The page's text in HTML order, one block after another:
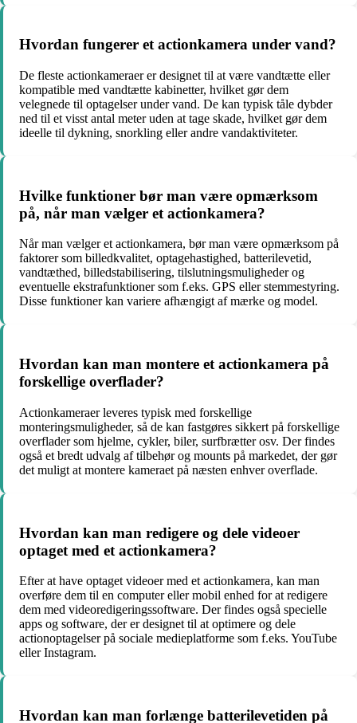
Hvordan fungerer et actionkamera under vand?
De fleste actionkameraer er designet til at være vandtætte eller
kompatible med vandtætte kabinetter, hvilket gør dem
velegnede til optagelser under vand. De kan typisk tåle dybder
ned til et visst antal meter uden at tage skade, hvilket gør dem
ideelle til dykning, snorkling eller andre vandaktiviteter.
Hvilke funktioner bør man være opmærksom
på, når man vælger et actionkamera?
Når man vælger et actionkamera, bør man være opmærksom på
faktorer som billedkvalitet, optagehastighed, batterilevetid,
vandtæthed, billedstabilisering, tilslutningsmuligheder og
eventuelle ekstrafunktioner som f.eks. GPS eller stemmestyring.
Disse funktioner kan variere afhængigt af mærke og model.
Hvordan kan man montere et actionkamera på
forskellige overflader?
Actionkameraer leveres typisk med forskellige
monteringsmuligheder, så de kan fastgøres sikkert på forskellige
overflader som hjelme, cykler, biler, surfbrætter osv. Der findes
også et bredt udvalg af tilbehør og mounts på markedet, der gør
det muligt at montere kameraet på næsten enhver overflade.
Hvordan kan man redigere og dele videoer
optaget med et actionkamera?
Efter at have optaget videoer med et actionkamera, kan man
overføre dem til en computer eller mobil enhed for at redigere
dem med videoredigeringssoftware. Der findes også specielle
apps og software, der er designet til at optimere og dele
actionoptagelser på sociale medieplatforme som f.eks. YouTube
eller Instagram.
Hvordan kan man forlænge batterilevetiden på